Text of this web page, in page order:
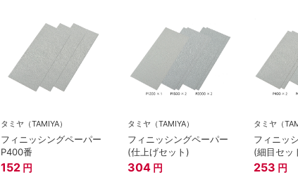
タミヤ（TAMIYA）
フィニッシングペーパー
P400番
152 円
タミヤ（TAMIYA）
フィニッシングペーパー
(仕上げセット)
304 円
タミヤ（
フィニッ
(細目セッ
253 円